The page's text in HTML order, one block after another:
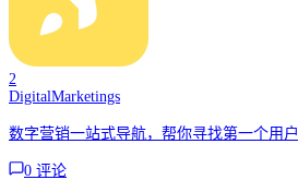
2
DigitalMarketings
数字营销一站式导航，帮你寻找第一个用户
0 评论